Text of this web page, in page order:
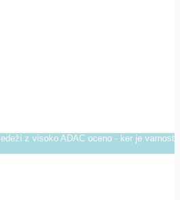
z visoko ADAC oceno - ker je varnost